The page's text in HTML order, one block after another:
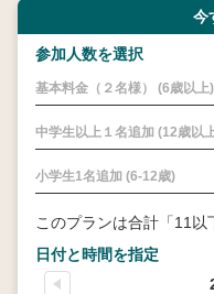
今
参加人数を選択
基本料金（２名様） (6歳以上)
中学生以上１名追加 (12歳以
小学生1名追加 (6-12歳)
このプランは合計「11以
日付と時間を指定